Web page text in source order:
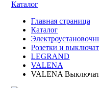
Каталог
Главная страница
Каталог
Розетки и
LEGRAND
VALENA
VALENA